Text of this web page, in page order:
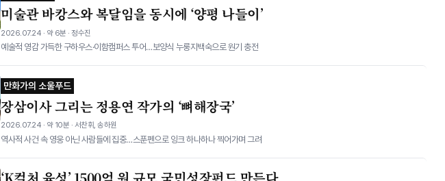
미술관 바캉스와 복달임을 동시에 ‘양평 나들이’
2026.07.24 · 약 6분 · 정수진
예술적 영감 가득한 구하우스·이함캠퍼스 투어…보양식 누룽지백숙으로 원기 충전
만화가의 소울푸드
장삼이사 그리는 정용연 작가의 ‘뼈해장국’
2026.07.24 · 약 10분 · 서찬휘, 송하원
역사적 사건 속 영웅 아닌 사람들에 집중​…스푼펜으로 잉크 하나하나 찍어가며 그려
‘K컬처 육성’ 1500억 원 규모 국민성장펀드 만든다